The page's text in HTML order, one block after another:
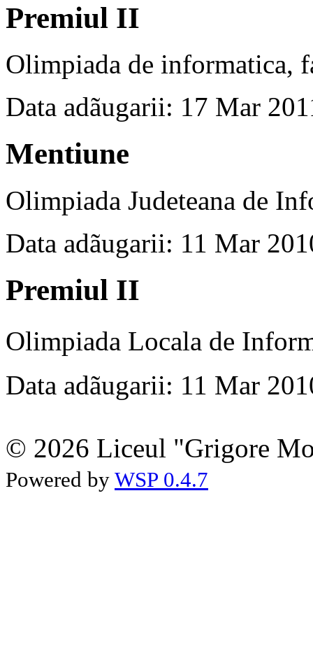
Premiul II
Olimpiada de informatica,
Data adãugarii: 17 Mar
Mentiune
Olimpiada Judeteana de
Data adãugarii: 11 Mar
Premiul II
Olimpiada Locala de
Data adãugarii: 11 Mar
© 2026 Liceul "Grigore
Powered by WSP 0.4.7